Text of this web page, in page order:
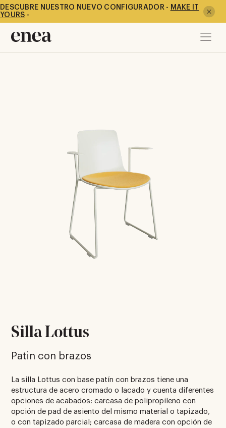
DESCUBRE NUESTRO NUEVO CONFIGURADOR - MAKE IT
YOURS -
Silla Lottus
Patin con brazos
La silla Lottus con base patín con brazos tiene una
estructura de acero cromado o lacado y cuenta diferentes
opciones de acabados: carcasa de polipropileno con
opción de pad de asiento del mismo material o tapizado,
o con tapizado parcial; carcasa de madera con opción de